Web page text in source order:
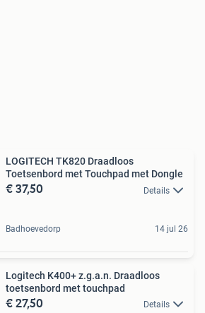
LOGITECH TK820 Draadloos
Toetsenbord met Touchpad met Dongle
€ 37,50 Details
Badhoevedorp 14 jul 26
Logitech K400+ z.g.a.n. Draadloos
toetsenbord met touchpad
€ 27,50 Details